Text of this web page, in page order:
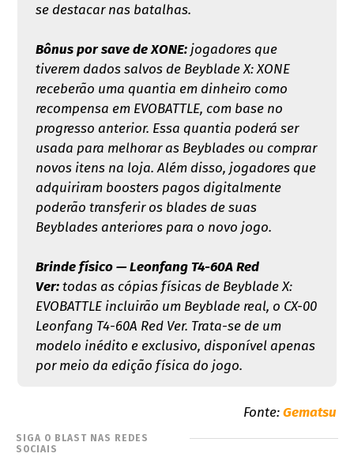
se destacar nas batalhas.
Bônus por save de XONE: jogadores que
tiverem dados salvos de Beyblade X: XONE
receberão uma quantia em dinheiro como
recompensa em EVOBATTLE, com base no
progresso anterior. Essa quantia poderá ser
usada para melhorar as Beyblades ou comprar
novos itens na loja. Além disso, jogadores que
adquiriram boosters pagos digitalmente
poderão transferir os blades de suas
Beyblades anteriores para o novo jogo.
Brinde físico — Leonfang T4-60A Red
Ver:todas as cópias físicas de Beyblade X:
EVOBATTLE incluirão um Beyblade real, o CX-00
Leonfang T4-60A Red Ver. Trata-se de um
modelo inédito e exclusivo, disponível apenas
por meio da edição física do jogo.
Fonte:Gematsu
SIGA O BLAST NAS REDES
SOCIAIS